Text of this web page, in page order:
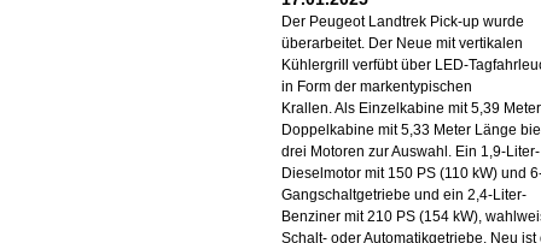
Der Peugeot Landtrek Pick-up wurde
überarbeitet. Der Neue mit vertikalen
Kühlergrill verfübt über LED-
in Form der markentypischen
Krallen. Als Einzelkabine mit 5,39
Doppelkabine mit 5,33 Meter Länge
drei Motoren zur Auswahl. Ein 1,9-Liter-
Dieselmotor mit 150 PS (110 kW) und
Gangschaltgetriebe und ein 2,4-Liter-
Benziner mit 210 PS (154 kW),
Schalt- oder Automatikgetriebe. Neu ist